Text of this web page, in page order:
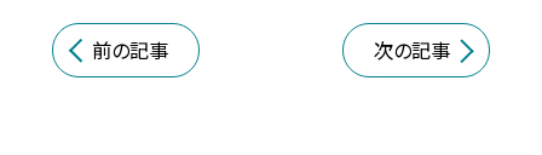
前の記事 次の記事